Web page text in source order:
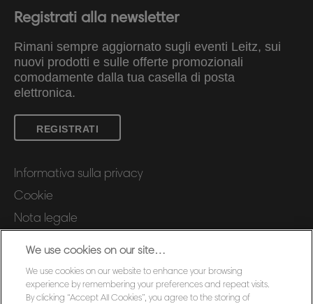
Registrati alla newsletter
Rimani sempre aggiornato sugli eventi Leitz, sui
nuovi prodotti e sulle offerte promozionali
comodamente dalla tua casella di posta
elettronica.
REGISTRATI
Informativa sulla privacy
Cookie
Nota legale
Assistenza Clienti
We use cookies on our site…
We use cookies on our website to enhance your browsing
experience by remembering your preferences and repeat visits.
By clicking “Accept All Cookies”, you agree to the storing of